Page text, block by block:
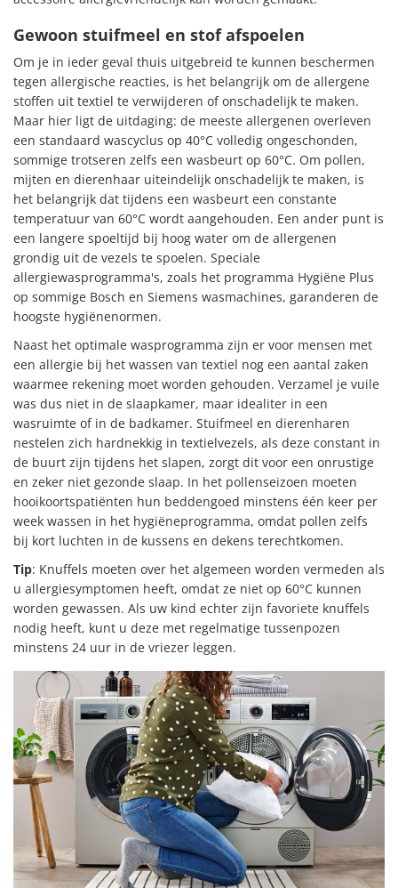
Gewoon stuifmeel en stof afspoelen
Om je in ieder geval thuis uitgebreid te kunnen beschermen
tegen allergische reacties, is het belangrijk om de allergene
stoffen uit textiel te verwijderen of onschadelijk te maken.
Maar hier ligt de uitdaging: de meeste allergenen overleven
een standaard wascyclus op 40°C volledig ongeschonden,
sommige trotseren zelfs een wasbeurt op 60°C. Om pollen,
mijten en dierenhaar uiteindelijk onschadelijk te maken, is
het belangrijk dat tijdens een wasbeurt een constante
temperatuur van 60°C wordt aangehouden. Een ander punt is
een langere spoeltijd bij hoog water om de allergenen
grondig uit de vezels te spoelen. Speciale
allergiewasprogramma's, zoals het programma Hygiëne Plus
op sommige Bosch en Siemens wasmachines, garanderen de
hoogste hygiënenormen.
Naast het optimale wasprogramma zijn er voor mensen met
een allergie bij het wassen van textiel nog een aantal zaken
waarmee rekening moet worden gehouden. Verzamel je vuile
was dus niet in de slaapkamer, maar idealiter in een
wasruimte of in de badkamer. Stuifmeel en dierenharen
nestelen zich hardnekkig in textielvezels, als deze constant in
de buurt zijn tijdens het slapen, zorgt dit voor een onrustige
en zeker niet gezonde slaap. In het pollenseizoen moeten
hooikoortspatiënten hun beddengoed minstens één keer per
week wassen in het hygiëneprogramma, omdat pollen zelfs
bij kort luchten in de kussens en dekens terechtkomen.
Tip: Knuffels moeten over het algemeen worden vermeden als
u allergiesymptomen heeft, omdat ze niet op 60°C kunnen
worden gewassen. Als uw kind echter zijn favoriete knuffels
nodig heeft, kunt u deze met regelmatige tussenpozen
minstens 24 uur in de vriezer leggen.